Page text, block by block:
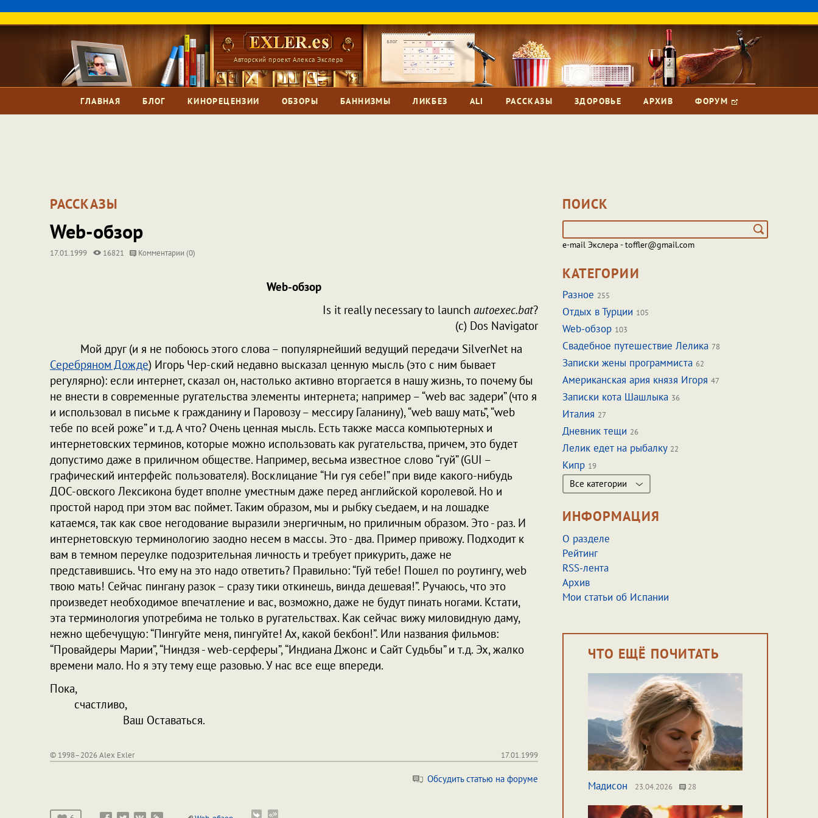
Авторский проект Алекса Экслера
ГЛАВНАЯ БЛОГ КИНОРЕЦЕНЗИИ ОБЗОРЫ БАННИЗМЫ ЛИКБЕЗ ALI РАССКАЗЫ ЗДОРОВЬЕ АРХИВ ФОРУМ
РАССКАЗЫ
Web-обзор
17.01.1999 16821 Комментарии (0)
Web-обзор
Is it really necessary to launch autoexec.bat?
(c) Dos Navigator
Мой друг (и я не побоюсь этого слова – популярнейший ведущий передачи SilverNet на
Серебряном Дожде) Игорь Чер-ский недавно высказал ценную мысль (это с ним бывает
регулярно): если интернет, сказал он, настолько активно вторгается в нашу жизнь, то почему бы
не внести в современные ругательства элементы интернета; например – “web вас задери” (что я
и использовал в письме к гражданину и Паровозу – мессиру Галанину), “web вашу мать”, “web
тебе по всей роже” и т.д. А что? Очень ценная мысль. Есть также масса компьютерных и
интернетовских терминов, которые можно использовать как ругательства, причем, это будет
допустимо даже в приличном обществе. Например, весьма известное слово “гуй” (GUI –
графический интерфейс пользователя). Восклицание “Ни гуя себе!” при виде какого-нибудь
ДОС-овского Лексикона будет вполне уместным даже перед английской королевой. Но и
простой народ при этом вас поймет. Таким образом, мы и рыбку съедаем, и на лошадке
катаемся, так как свое негодование выразили энергичным, но приличным образом. Это - раз. И
интернетовскую терминологию заодно несем в массы. Это - два. Пример привожу. Подходит к
вам в темном переулке подозрительная личность и требует прикурить, даже не
представившись. Что ему на это надо ответить? Правильно: “Гуй тебе! Пошел по роутингу, web
твою мать! Сейчас пингану разок – сразу тики откинешь, винда дешевая!”. Ручаюсь, что это
произведет необходимое впечатление и вас, возможно, даже не будут пинать ногами. Кстати,
эта терминология употребима не только в ругательствах. Как сейчас вижу миловидную даму,
нежно щебечущую: “Пингуйте меня, пингуйте! Ах, какой бекбон!”. Или названия фильмов:
“Провайдеры Марии”, “Ниндзя - web-серферы”, “Индиана Джонс и Сайт Судьбы” и т.д. Эх, жалко
времени мало. Но я эту тему еще разовью. У нас все еще впереди.
Пока,
счастливо,
Ваш Оставаться.
© 1998–2026 Alex Exler 17.01.1999
Обсудить статью на форуме
ПОИСК
e-mail Экслера - toffler@gmail.com
КАТЕГОРИИ
Разное 255
Отдых в Турции 105
Web-обзор 103
Свадебное путешествие Лелика 78
Записки жены программиста 62
Американская ария князя Игоря 47
Записки кота Шашлыка 36
Италия 27
Дневник тещи 26
Лелик едет на рыбалку 22
Кипр 19
Все категории
ИНФОРМАЦИЯ
О разделе
Рейтинг
RSS-лента
Архив
Мои статьи об Испании
ЧТО ЕЩЁ ПОЧИТАТЬ
Мадисон 23.04.2026 28